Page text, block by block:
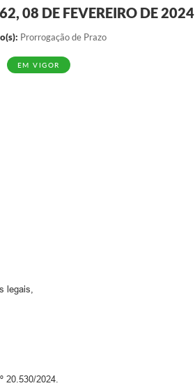
08 DE FEVEREIRO DE 2024
Prorrogação de Prazo
EM VIGOR
legais,
20.530/2024.